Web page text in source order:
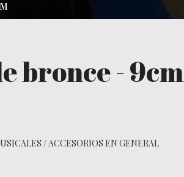
bronce - 9cm
/ACCESORIOS EN GENERAL